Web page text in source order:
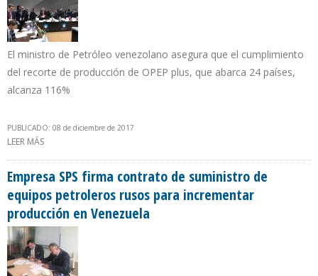
El ministro de Petróleo venezolano asegura que el cumplimiento
del recorte de producción de OPEP plus, que abarca 24 países,
alcanza 116%
PUBLICADO: 08 de diciembre de 2017
LEER MÁS
Empresa SPS firma contrato de suministro de
equipos petroleros rusos para incrementar
producción en Venezuela